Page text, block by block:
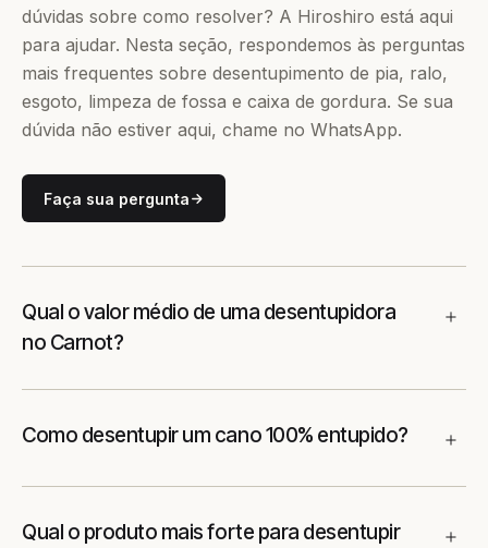
dúvidas sobre como resolver? A Hiroshiro está aqui
para ajudar. Nesta seção, respondemos às perguntas
mais frequentes sobre desentupimento de pia, ralo,
esgoto, limpeza de fossa e caixa de gordura. Se sua
dúvida não estiver aqui, chame no WhatsApp.
Faça sua pergunta
Qual o valor médio de uma desentupidora
no Carnot?
Como desentupir um cano 100% entupido?
Qual o produto mais forte para desentupir